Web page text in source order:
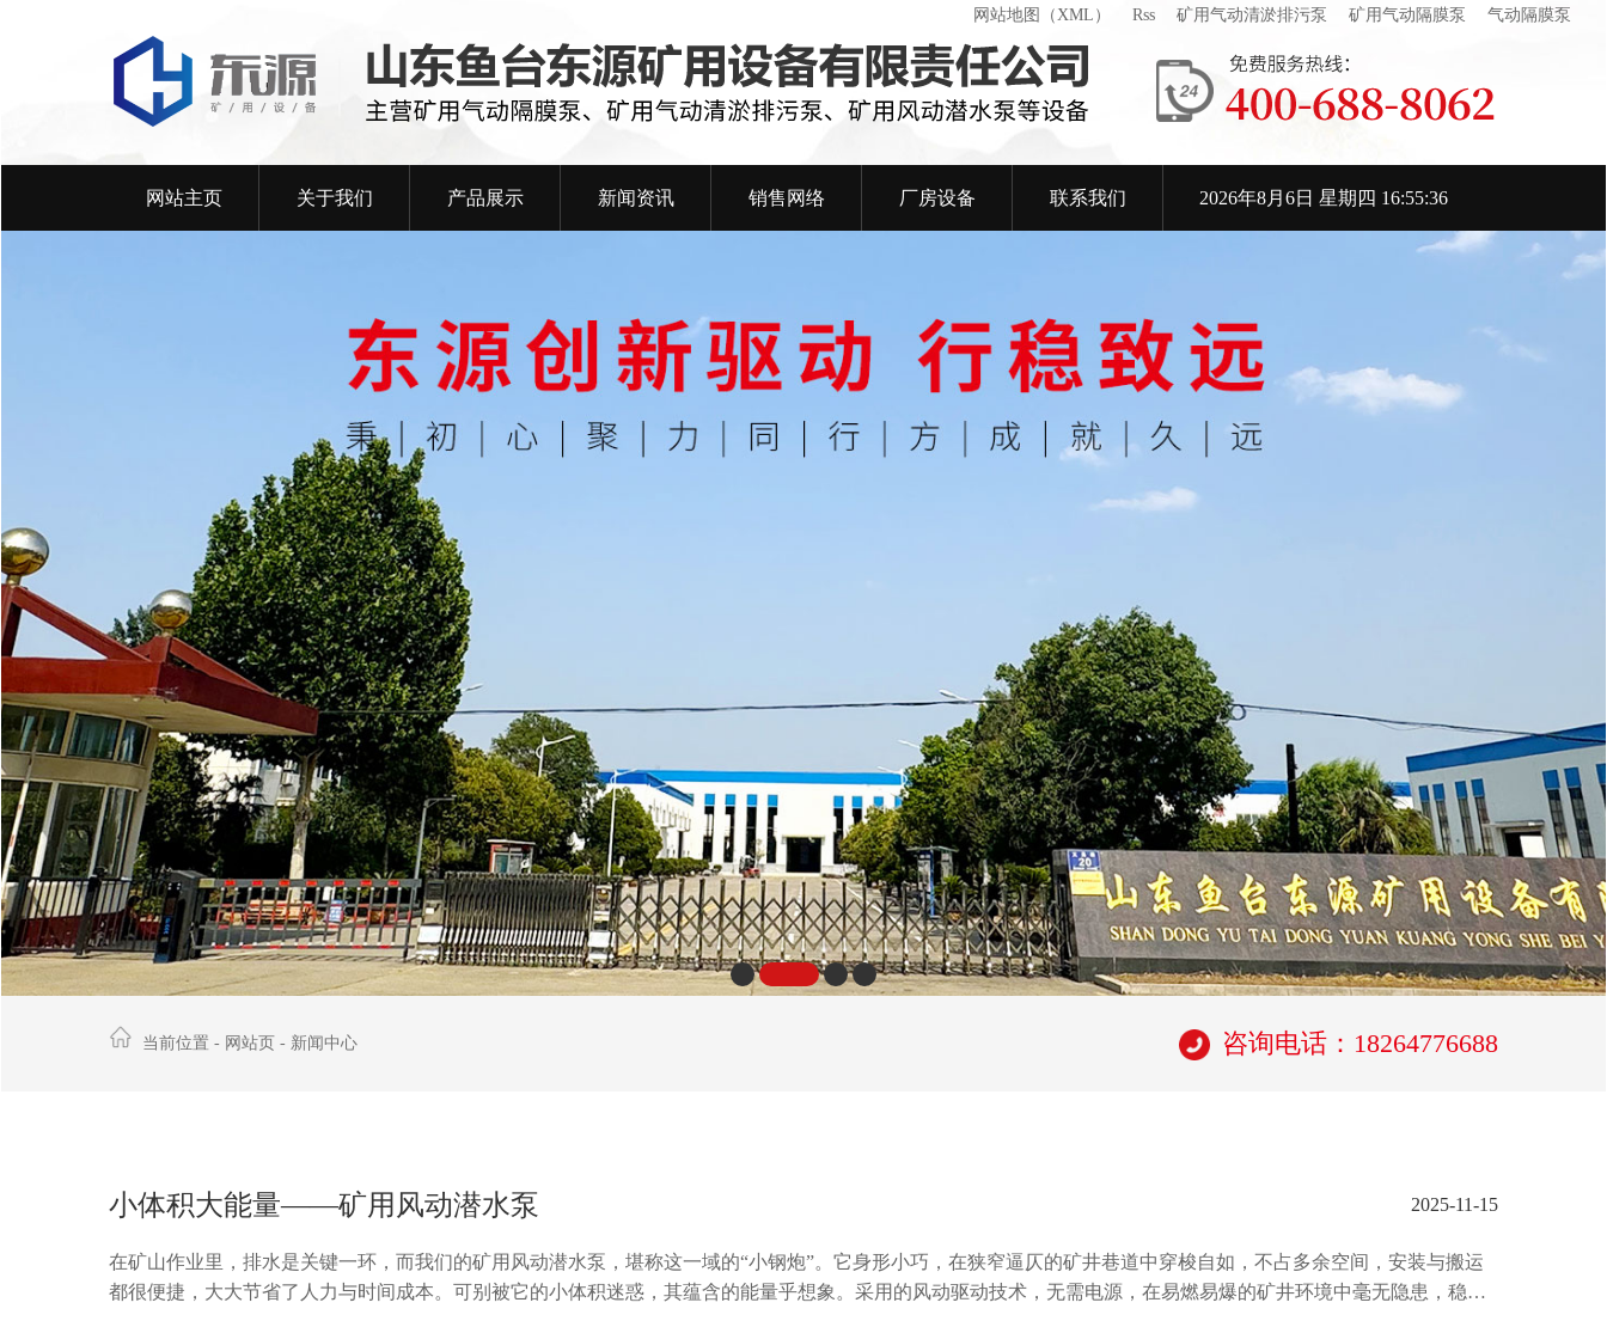
网站地图（XML） Rss 矿用气动清淤排污泵 矿用气动隔膜泵 气动隔膜泵
网站主页 关于我们 产品展示 新闻资讯 销售网络 厂房设备 联系我们 2026年8月6日 星期四 16:55:37
当前位置 - 网站页 - 新闻中心 咨询电话：18264776688
2025-11-15
小体积大能量——矿用风动潜水泵
在矿山作业里，排水是关键一环，而我们的矿用风动潜水泵，堪称这一域的“小钢炮”。它身形小巧，在狭窄逼仄的矿井巷道中穿梭自如，不占多余空间，安装与搬运
都很便捷，大大节省了人力与时间成本。可别被它的小体积迷惑，其蕴含的能量乎想象。采用的风动驱动技术，无需电源，在易燃易爆的矿井环境中毫无隐患，稳定